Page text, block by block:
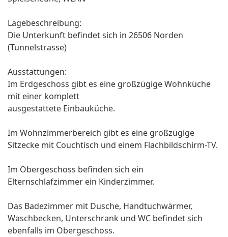
Lagebeschreibung:
Die Unterkunft befindet sich in 26506 Norden
(Tunnelstrasse)
Ausstattungen:
Im Erdgeschoss gibt es eine großzügige Wohnküche
mit einer komplett
ausgestattete Einbauküche.
Im Wohnzimmerbereich gibt es eine großzügige
Sitzecke mit Couchtisch und einem Flachbildschirm-TV.
Im Obergeschoss befinden sich ein
Elternschlafzimmer ein Kinderzimmer.
Das Badezimmer mit Dusche, Handtuchwärmer,
Waschbecken, Unterschrank und WC befindet sich
ebenfalls im Obergeschoss.